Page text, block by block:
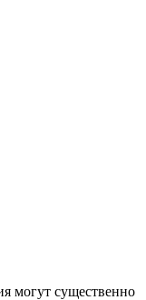
могут существенно